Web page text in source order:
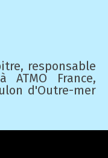
responsable
France,
d'Outre-mer